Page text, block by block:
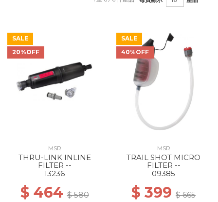
SALE
20%OFF
MSR
THRU-LINK INLINE
FILTER --
13236
$ 464$ 580
SALE
40%OFF
MSR
TRAIL SHOT MICRO
FILTER --
09385
$ 399 $ 665